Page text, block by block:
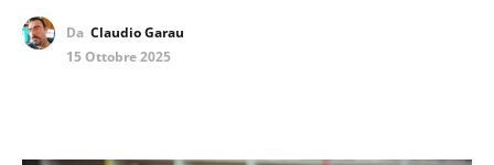
Da Claudio Garau
15 Ottobre 2025